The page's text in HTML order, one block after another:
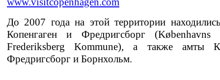
До 2007 года на этой территории
Копенгаген и Фредригсборг (Københavns
Frederiksberg Kommune), а также амты
Фредригсборг и Борнхольм.